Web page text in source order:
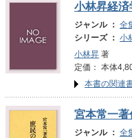
小林昇経
ジャンル ： 全
シリーズ ： 小
小林昇 著
定価： 本体
本書の関連
宮本常一
ジャンル ： 全